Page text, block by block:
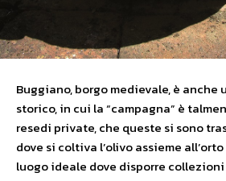
Buggiano, borgo medievale, è
storico, in cui la “campagna” è
resedi private, che queste si sono
dove si coltiva l’olivo assieme
luogo ideale dove disporre